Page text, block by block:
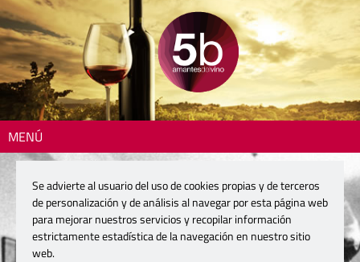
MENÚ
Se advierte al usuario del uso de cookies propias y de terceros
de personalización y de análisis al navegar por esta página web
para mejorar nuestros servicios y recopilar información
estrictamente estadística de la navegación en nuestro sitio
web.